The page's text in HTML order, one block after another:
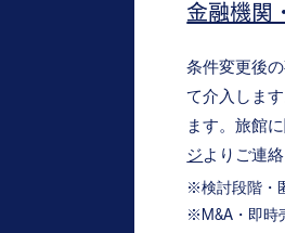
金融機関
条件変更後
て介入しま
ます。旅館
ジよりご連
※検討段階・
※M&A・即時